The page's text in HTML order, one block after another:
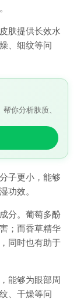
肤提供长效水
、细纹等问
你分析肤质、
子更小，能够
功效。
分。葡萄多酚
；而香草精华
同时也有助于
能够为眼部周
、干燥等问